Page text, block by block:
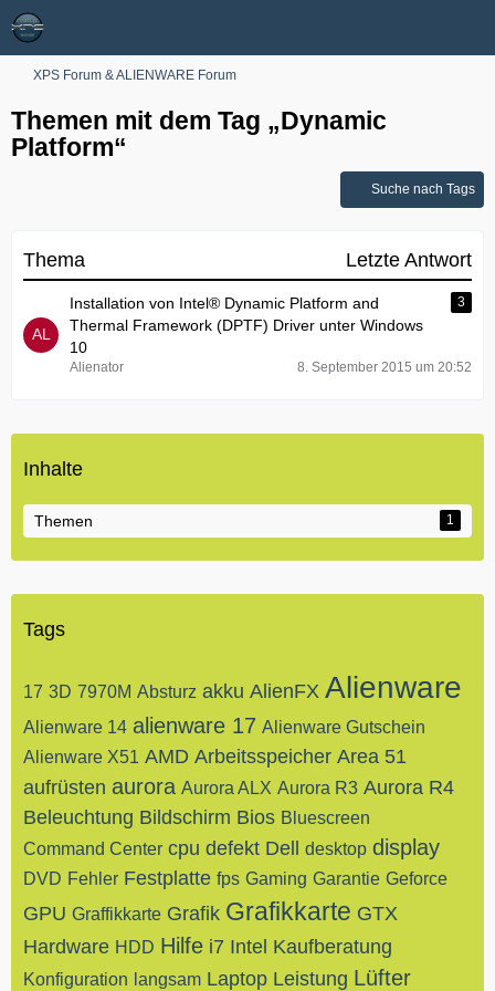
XPS Forum & ALIENWARE Forum
Themen mit dem Tag „Dynamic
Platform“
Suche nach Tags
Thema Letzte Antwort
Installation von ​Intel® Dynamic Platform and
Thermal Framework (DPTF) Driver unter Windows
10
3
Alienator 8. September 2015 um 20:52
Inhalte
Themen 1
Tags
17 3D 7970M Absturz akku AlienFX Alienware
Alienware 14 alienware 17 Alienware Gutschein
Alienware X51 AMD Arbeitsspeicher Area 51
aufrüsten aurora Aurora ALX Aurora R3 Aurora R4
Beleuchtung Bildschirm Bios Bluescreen
Command Center cpu defekt Dell desktop display
DVD Fehler Festplatte fps Gaming Garantie Geforce
GPU Graffikkarte Grafik Grafikkarte GTX
Hardware HDD Hilfe i7 Intel Kaufberatung
Konfiguration langsam Laptop Leistung Lüfter